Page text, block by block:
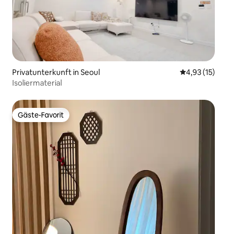
Privatunterkunft in Seoul
4,93 (15)
Isoliermaterial
Gäste-Favorit
Gäste-Favorit